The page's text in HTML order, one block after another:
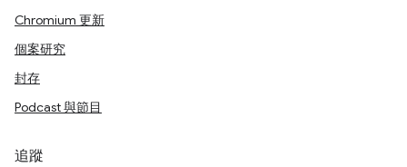
Chromium 更新
個案研究
封存
Podcast 與節目
追蹤